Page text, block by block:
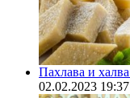
Пахлава и
02.02.2023 19:37